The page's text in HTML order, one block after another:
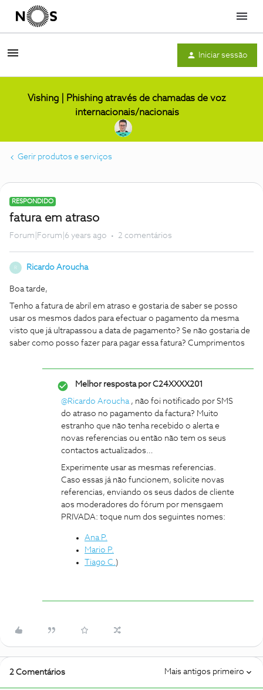
Menu
Iniciar sessão
Vishing | Phishing através de chamadas de voz
internacionais/nacionais
Gerir produtos e serviços
RESPONDIDO
fatura em atraso
Forum|Forum|6 years ago 2 comentários
R Ricardo Aroucha
Boa tarde,
Tenho a fatura de abril em atraso e gostaria de saber se posso
usar os mesmos dados para efectuar o pagamento da mesma
visto que já ultrapassou a data de pagamento? Se não gostaria de
saber como posso fazer para pagar essa fatura? Cumprimentos
Melhor resposta porC24XXXX201
@Ricardo Aroucha, não foi notificado por SMS
do atraso no pagamento da factura? Muito
estranho que não tenha recebido o alerta e
novas referencias ou então não tem os seus
contactos actualizados…
Experimente usar as mesmas referencias.
Caso essas já não funcionem, solicite novas
referencias, enviando os seus dados de cliente
aos moderadores do fórum por mensgaem
PRIVADA: toque num dos seguintes nomes:
Ana P.
Mario P.
Tiago C.)
2 Comentários Mais antigos primeiro